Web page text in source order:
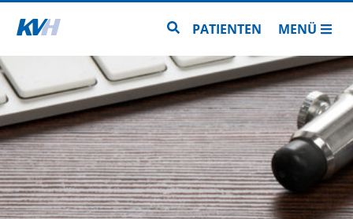
Zur Startseite Zur Seitensuche
PATIENTEN MENÜ